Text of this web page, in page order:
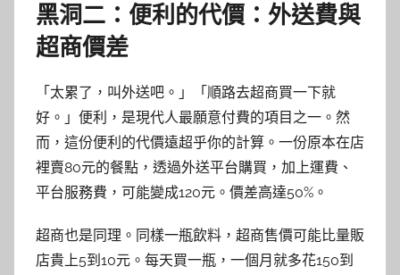
黑洞二：便利的代價：外送費與
超商價差
「太累了，叫外送吧。」「順路去超商買一下就
好。」便利，是現代人最願意付費的項目之一。然
而，這份便利的代價遠超乎你的計算。一份原本在店
裡賣80元的餐點，透過外送平台購買，加上運費、
平台服務費，可能變成120元。價差高達50%。
超商也是同理。同樣一瓶飲料，超商售價可能比量販
店貴上5到10元。每天買一瓶，一個月就多花150到